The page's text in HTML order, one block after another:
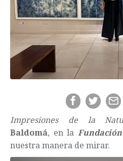
Impresiones de la
Baldomá, en la
nuestra manera de mirar.